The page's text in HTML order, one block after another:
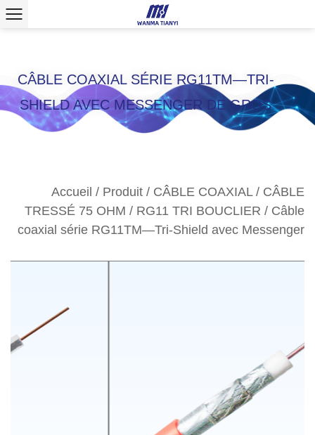
CÂBLE COAXIAL SÉRIE RG11TM—TRI-
SHIELD AVEC MESSENGER DE GROS
Accueil / Produit / CÂBLE COAXIAL/ CÂBLE
TRESSÉ 75 OHM / RG11 TRI BOUCLIER / Câble
coaxial série RG11TM—Tri-Shield avec Messenger